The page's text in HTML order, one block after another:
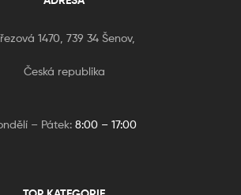
1470, 739 34 Šenov,
Česká republika
– Pátek: 8:00 – 17:00